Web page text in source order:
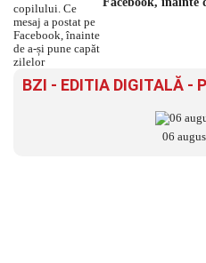
BZI - EDITIA DIGITALĂ -
06